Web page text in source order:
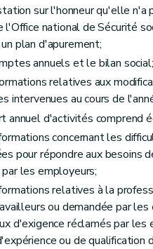
sur l'honneur qu'elle n'a
l'Office national de Sécurité
plan d'apurement;
annuels et le bilan social;
relatives aux
intervenues au cours de
annuel d'activités comprend
concernant les
pour répondre aux besoins
les employeurs;
relatives à la
ou demandée par
d'exigence réclamés par les
ou de qualification